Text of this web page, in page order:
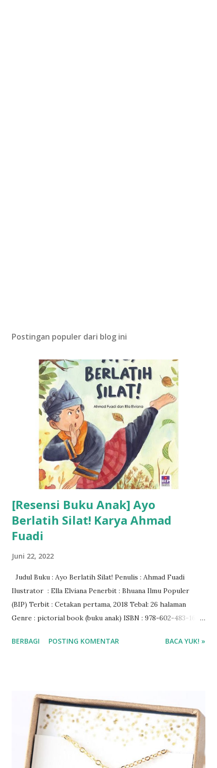
Postingan populer dari blog ini
[Resensi Buku Anak] Ayo
Berlatih Silat! Karya Ahmad
Fuadi
Juni 22, 2022
Judul Buku : Ayo Berlatih Silat! Penulis : Ahmad Fuadi
Ilustrator : Ella Elviana Penerbit : Bhuana Ilmu Populer
(BIP) Terbit : Cetakan pertama, 2018 Tebal: 26 halaman
Genre : pictorial book (buku anak) ISBN : 978-602-483-165-
aplikasi Ipusnas ❤❤❤
BERBAGI POSTING KOMENTAR BACA YUK! »